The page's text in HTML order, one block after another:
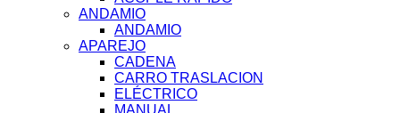
ANDAMIO
ANDAMIO
APAREJO
CADENA
CARRO TRASLACION
ELÉCTRICO
MANUAL